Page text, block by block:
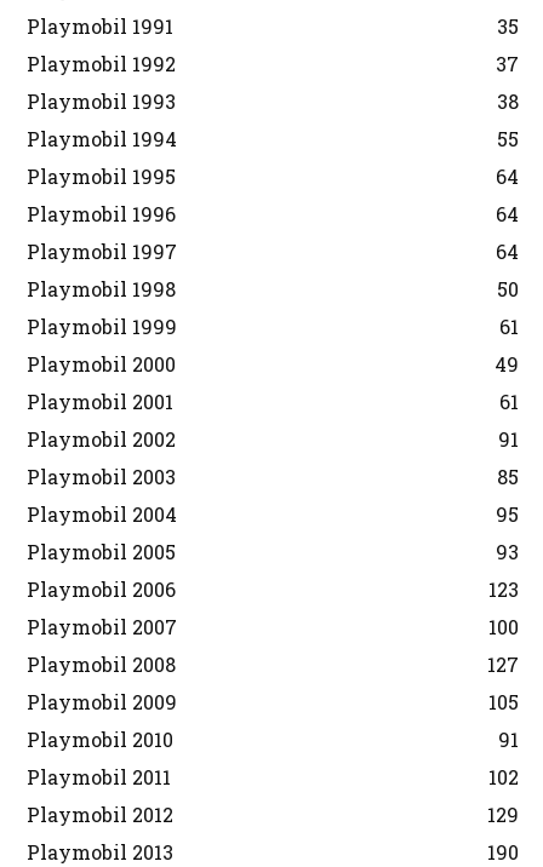
Playmobil 1991
35
Playmobil 1992
37
Playmobil 1993
38
Playmobil 1994
55
Playmobil 1995
64
Playmobil 1996
64
Playmobil 1997
64
Playmobil 1998
50
Playmobil 1999
61
Playmobil 2000
49
Playmobil 2001
61
Playmobil 2002
91
Playmobil 2003
85
Playmobil 2004
95
Playmobil 2005
93
Playmobil 2006
123
Playmobil 2007
100
Playmobil 2008
127
Playmobil 2009
105
Playmobil 2010
91
Playmobil 2011
102
Playmobil 2012
129
Playmobil 2013
190